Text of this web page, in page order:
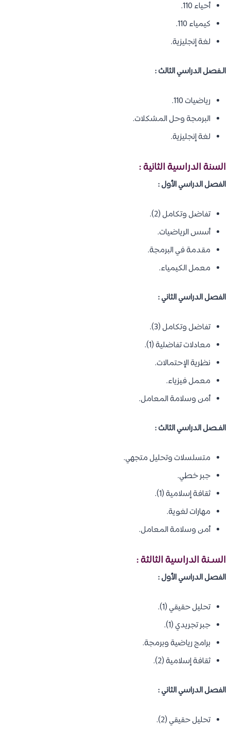
أحياء 110.
كيمياء 110.
لغة إنجليزية.
الـفصل الدراسي الثالث :
رياضيات 110.
البرمجة وحل المشكلات.
لغة إنجليزية.
السنة الدراسية الثانية :
الفصل الدراسي الأول :
تفاضل وتكامل (2).
أسس الرياضيات.
مقدمة في البرمجة.
معمل الكيمياء.
الفصل الدراسي الثاني :
تفاضل وتكامل (3).
معادلات تفاضلية (1).
نظرية الإحتمالات.
معمل فيزياء.
أمن وسلامة المعامل.
الفـصل الدراسي الثالث :
متسلسلات وتحليل متجهي.
جبر خطي.
ثقافة إسلامية (1).
مهارات لغوية.
أمن وسلامة المعامل.
السـنة الدراسية الثالثة :
الفصل الدراسي الأول :
تحليل حقيقي (1).
جبر تجريدي (1).
برامج رياضية وبرمجة.
ثقافة إسلامية (2).
الفصل الدراسي الثاني :
تحليل حقيقي (2).